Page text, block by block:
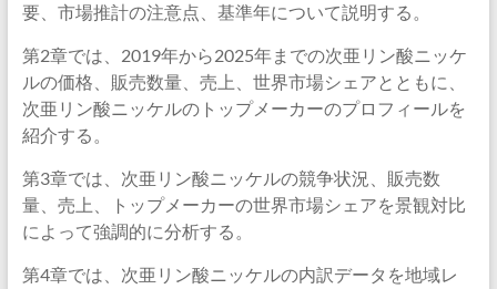
要、市場推計の注意点、基準年について説明する。
第2章では、2019年から2025年までの次亜リン酸ニッケ
ルの価格、販売数量、売上、世界市場シェアとともに、
次亜リン酸ニッケルのトップメーカーのプロフィールを
紹介する。
第3章では、次亜リン酸ニッケルの競争状況、販売数
量、売上、トップメーカーの世界市場シェアを景観対比
によって強調的に分析する。
第4章では、次亜リン酸ニッケルの内訳データを地域レ